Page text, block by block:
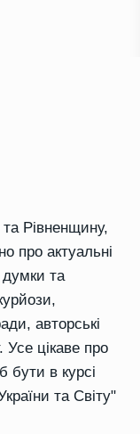
Рівненщину,
про актуальні
думки та
авторські
Усе цікаве про
бути в курсі
та Світу"